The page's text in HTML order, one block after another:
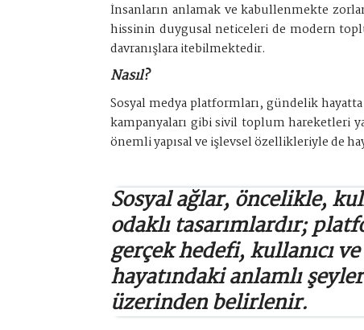
İnsanların anlamak ve kabullenmekte
hissinin duygusal neticeleri de modern
davranışlara itebilmektedir.
Nasıl?
Sosyal medya platformları, gündelik
kampanyaları gibi sivil toplum hareketleri
önemli yapısal ve işlevsel özellikleriyle de
Sosyal ağlar, öncelikle,
odaklıtasarımlardır;
gerçek hedefi, kullanıcı
hayatındaki anlamlı şeyler
üzerinden belirlenir.